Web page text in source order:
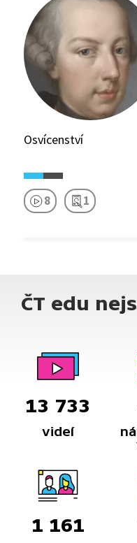
Osvícenství
8 1
ČT edu
13 733
videí
1 161